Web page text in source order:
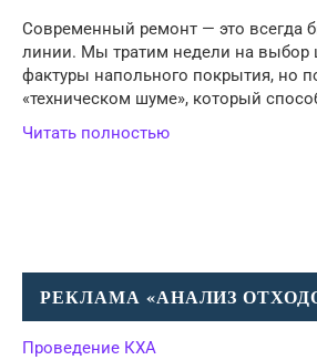
Современный ремонт — это всегда
линии. Мы тратим недели на выбор
фактуры напольного покрытия, но
«техническом шуме», который
Читать полностью
РЕКЛАМА «АНАЛИЗ
Проведение КХА